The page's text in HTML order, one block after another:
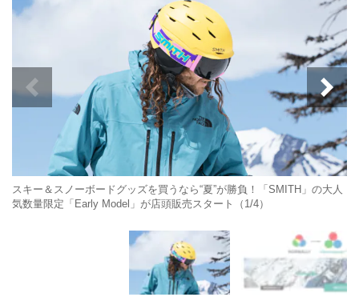
スキー＆スノーボードグッズを買うなら“夏”が勝負！「SMITH」の大人
気数量限定「Early Model」が店頭販売スタート（1/4）